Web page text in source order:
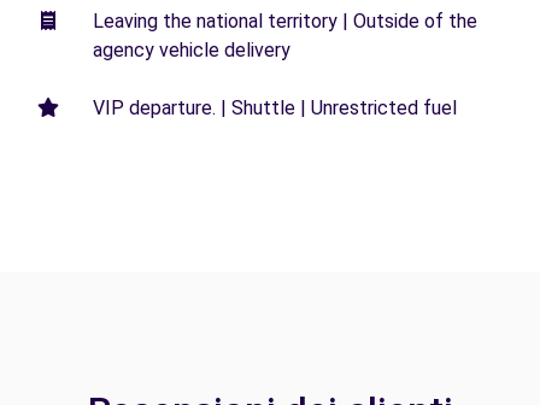
Leaving the national territory | Outside of the
agency vehicle delivery
VIP departure. | Shuttle | Unrestricted fuel